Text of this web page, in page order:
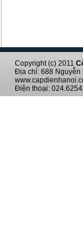
Copyright (c) 2011
Địa chỉ: 688 Nguyễn
Điện thoại: